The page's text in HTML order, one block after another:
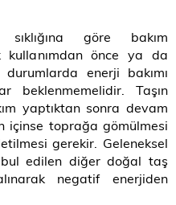
göre bakım
kullanımdan önce ya da
enerji bakımı
beklenmemelidir. Taşın
yaptıktan sonra devam
içinse toprağa gömülmesi
gerekir. Geleneksel
edilen diğer doğal taş
negatif enerjiden